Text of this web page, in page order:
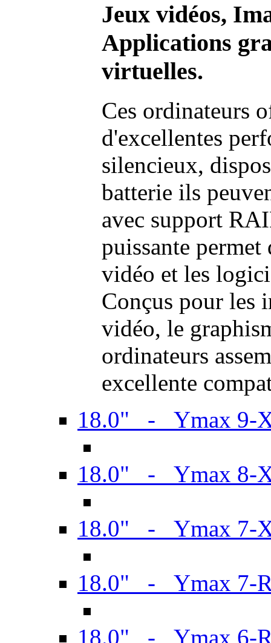
Jeux vidéos,
Applications
virtuelles.
Ces ordinateurs
d'excellentes
silencieux,
batterie ils
avec support
puissante permet
vidéo et les
Conçus pour les
vidéo, le
ordinateurs
excellente
18.0" - Ymax 9-
18.0" - Ymax 8-
18.0" - Ymax 7-
18.0" - Ymax 7-
18.0" - Ymax 6-